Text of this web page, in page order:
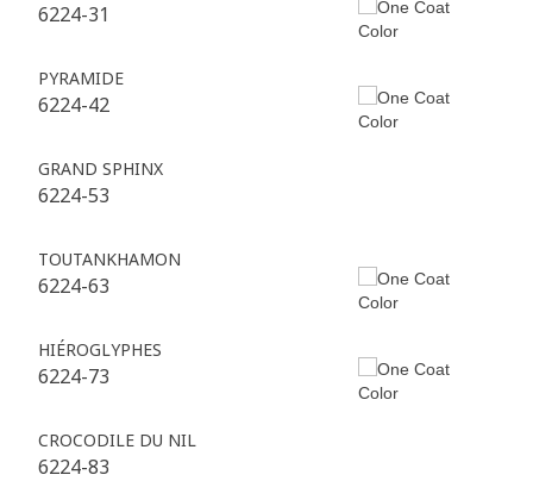
6224-31
PYRAMIDE
6224-42
GRAND SPHINX
6224-53
TOUTANKHAMON
6224-63
HIÉROGLYPHES
6224-73
CROCODILE DU NIL
6224-83